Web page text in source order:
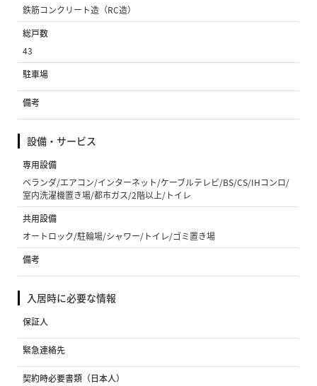
鉄筋コンクリート造（RC造）
総戸数
43
駐車場
備考
設備・サービス
専用設備
ベランダ/エアコン/インターネット/ケーブルテレビ/BS/CS/IHコンロ/
室内洗濯機置き場/都市ガス/2階以上/トイレ
共用設備
オートロック/駐輪場/シャワー/トイレ/ゴミ置き場
備考
入居時に必要な情報
保証人
緊急連絡先
契約時必要書類（日本人）